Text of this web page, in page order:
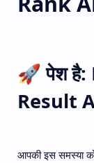
🚀 पेश है:
Result
आपकी इस समस्या